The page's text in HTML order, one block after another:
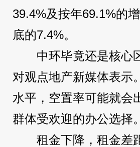
39.4%及按年69.1%的
底的7.4%。
中环毕竟还是核心
对观点地产新媒体表示
水平，空置率可能就会
群体受欢迎的办公选择。
租金下降，租金差